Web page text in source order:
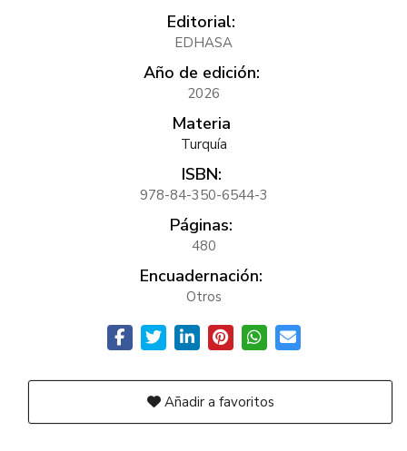
Editorial:
EDHASA
Año de edición:
2026
Materia
Turquía
ISBN:
978-84-350-6544-3
Páginas:
480
Encuadernación:
Otros
Añadir a favoritos